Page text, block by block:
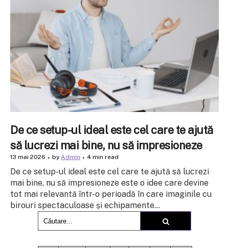
De ce setup-ul ideal este cel care te ajută
să lucrezi mai bine, nu să impresioneze
13 mai 2026 by Admin 4 min read
De ce setup-ul ideal este cel care te ajută să lucrezi
mai bine, nu să impresioneze este o idee care devine
tot mai relevantă într-o perioadă în care imaginile cu
birouri spectaculoase și echipamente...